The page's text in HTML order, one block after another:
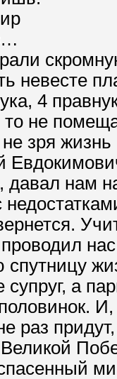
невесте
4
не
зря
давал нам
спутницу
а
раз